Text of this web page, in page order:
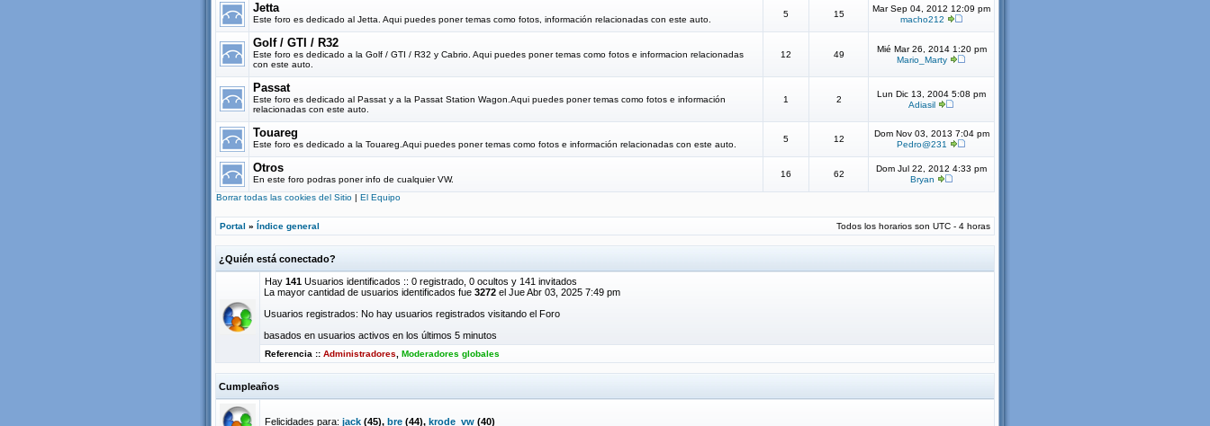
Jetta
Este foro es dedicado al Jetta. Aqui puedes poner temas como fotos, información relacionadas con este auto.
5 15
Mar Sep 04, 2012 12:09 pm
macho212
Golf / GTI / R32
Este foro es dedicado a la Golf / GTI / R32 y Cabrio. Aqui puedes poner temas como fotos e informacion relacionadas
con este auto.
12 49
Mié Mar 26, 2014 1:20 pm
Mario_Marty
Passat
Este foro es dedicado al Passat y a la Passat Station Wagon.Aqui puedes poner temas como fotos e información
relacionadas con este auto.
1 2
Lun Dic 13, 2004 5:08 pm
Adiasil
Touareg
Este foro es dedicado a la Touareg.Aqui puedes poner temas como fotos e información relacionadas con este auto.
5 12
Dom Nov 03, 2013 7:04 pm
Pedro@231
Otros
En este foro podras poner info de cualquier VW.
16 62
Dom Jul 22, 2012 4:33 pm
Bryan
Borrar todas las cookies del Sitio | El Equipo
Portal » Índice general Todos los horarios son UTC - 4 horas
¿Quién está conectado?
Hay 141 Usuarios identificados :: 0 registrado, 0 ocultos y 141 invitados
La mayor cantidad de usuarios identificados fue 3272 el Jue Abr 03, 2025 7:49 pm
Usuarios registrados: No hay usuarios registrados visitando el Foro
basados en usuarios activos en los últimos 5 minutos
Referencia :: Administradores Moderadores globales
Cumpleaños
Felicidades para: jack (45), bre (44), krode_vw (40)